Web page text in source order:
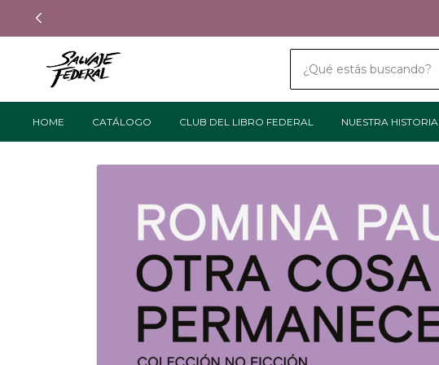
HOME CATÁLOGO CLUB DEL LIBRO FEDERAL NUESTRA HISTORIA